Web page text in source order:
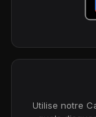
Utilise notre